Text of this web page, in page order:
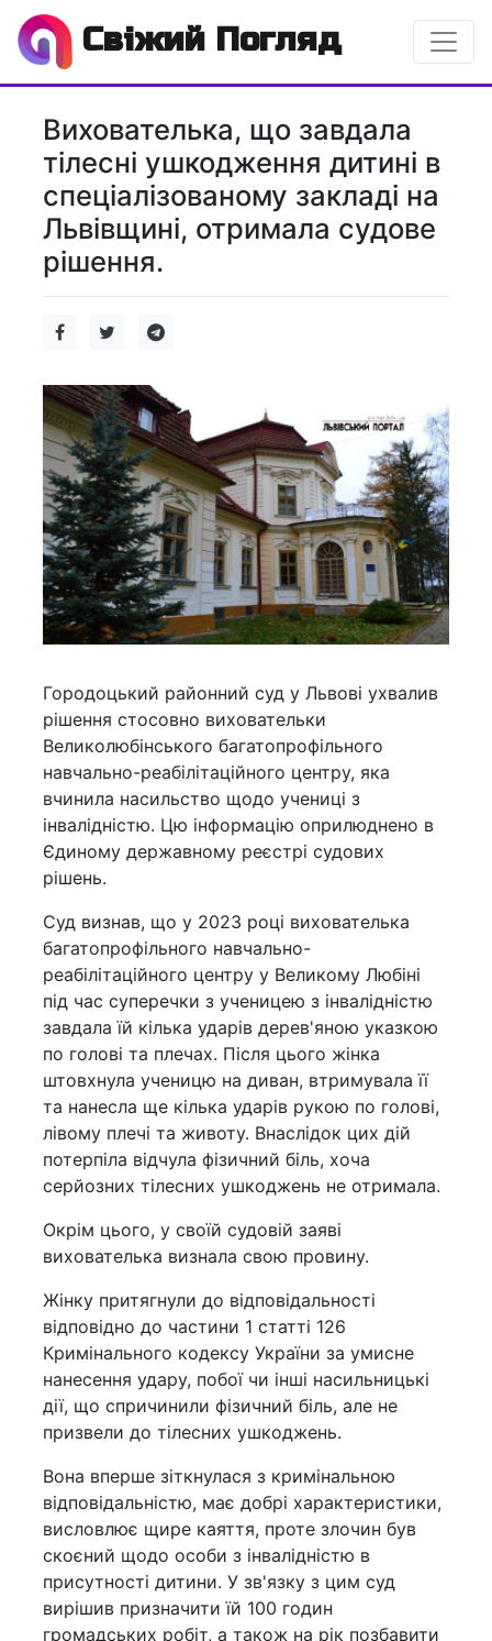
Свіжий Погляд
Вихователька, що завдала
тілесні ушкодження дитині в
спеціалізованому закладі на
Львівщині, отримала судове
рішення.
Городоцький районний суд у Львові ухвалив
рішення стосовно виховательки
Великолюбінського багатопрофільного
навчально-реабілітаційного центру, яка
вчинила насильство щодо учениці з
інвалідністю. Цю інформацію оприлюднено в
Єдиному державному реєстрі судових
рішень.
Суд визнав, що у 2023 році вихователька
багатопрофільного навчально-
реабілітаційного центру у Великому Любіні
під час суперечки з ученицею з інвалідністю
завдала їй кілька ударів дерев'яною указкою
по голові та плечах. Після цього жінка
штовхнула ученицю на диван, втримувала її
та нанесла ще кілька ударів рукою по голові,
лівому плечі та животу. Внаслідок цих дій
потерпіла відчула фізичний біль, хоча
серйозних тілесних ушкоджень не отримала.
Окрім цього, у своїй судовій заяві
вихователька визнала свою провину.
Жінку притягнули до відповідальності
відповідно до частини 1 статті 126
Кримінального кодексу України за умисне
нанесення удару, побої чи інші насильницькі
дії, що спричинили фізичний біль, але не
призвели до тілесних ушкоджень.
Вона вперше зіткнулася з кримінальною
відповідальністю, має добрі характеристики,
висловлює щире каяття, проте злочин був
скоєний щодо особи з інвалідністю в
присутності дитини. У зв'язку з цим суд
вирішив призначити їй 100 годин
громадських робіт, а також на рік позбавити